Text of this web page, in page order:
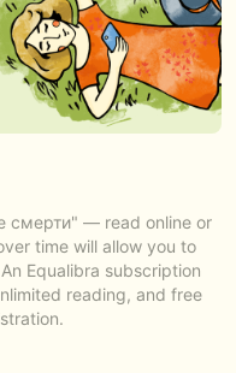
смерти" — read online or
time will allow you to
Equalibra subscription
reading, and free